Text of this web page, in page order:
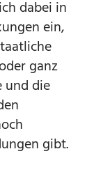
dabei in
ein,
ganz
und die
gibt.